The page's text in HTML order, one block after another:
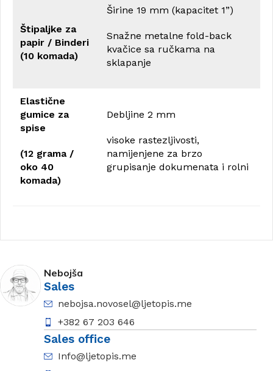
Štipaljke za
papir / Binderi
(10 komada)
Širine 19 mm (kapacitet 1”)
Snažne metalne fold-back
kvačice sa ručkama na
sklapanje
Elastične
gumice za
spise
(12 grama /
oko 40
komada)
Debljine 2 mm
visoke rastezljivosti,
namijenjene za brzo
grupisanje dokumenata i rolni
Nebojša
Sales
nebojsa.novosel@ljetopis.me
+382 67 203 646
Sales office
Info@ljetopis.me